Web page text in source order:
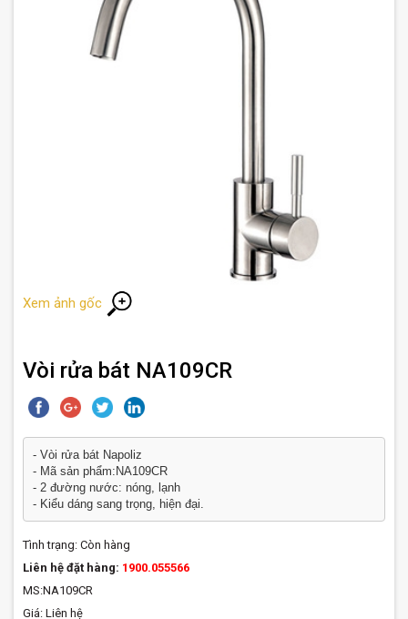
Xem ảnh gốc
Vòi rửa bát NA109CR
- Vòi rửa bát Napoliz
- Mã sản phẩm:NA109CR
- 2 đường nước: nóng, lạnh
- Kiểu dáng sang trọng, hiện đại.
Tình trạng: Còn hàng
Liên hệ đặt hàng: 1900.055566
MS:NA109CR
Giá: Liên hệ